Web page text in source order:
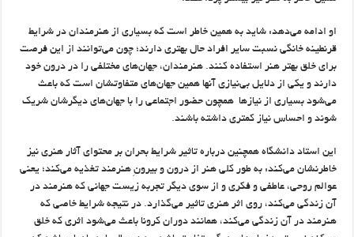
او ادامه می‌دهد: شاید به همین خاطر است که بسیاری از هنرمندان در شرایط
قرنطینه خانگی نسبت سایر افراد حال بهتری دارند؛ چون می‌توانند از این فرصت
برای خلق بهتر هنر استفاده کنند. هنرمندان، جهان‌های مختلفی را در درون خود
دارند و یکی از دلایل بی‌نیازی آنها همین جهان‌های متفاوتشان است که باعث
می‌شود بسیاری از نیازها همچون حضور اجتماعی را با جهان‌های دیگرشان شریک
شوند و احساس نیاز کمتری داشته باشند.
این استاد دانشگاه همچنین درباره تاثیر شرایط بحران بر محتوای آثار هنری نیز
خاطرنشان می‌کند: به طور کلی هنر از درون و بیرونِ هنرمند تغذیه می‌کند؛ یعنی
عوالم روحی، عاطفی و فکری و از سوی دیگر تجربه زیست جهانی که هنرمند در
آن زندگی می‌کند، روی اثر هنری تاثیر می‌گذارد. در نتیجه شرایط خاصی که
هنرمند در آن زندگی می‌کند، همانند دوران کرونا باعث می‌شود اثری که خلق